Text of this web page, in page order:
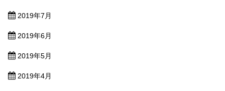
2019年7月
2019年6月
2019年5月
2019年4月